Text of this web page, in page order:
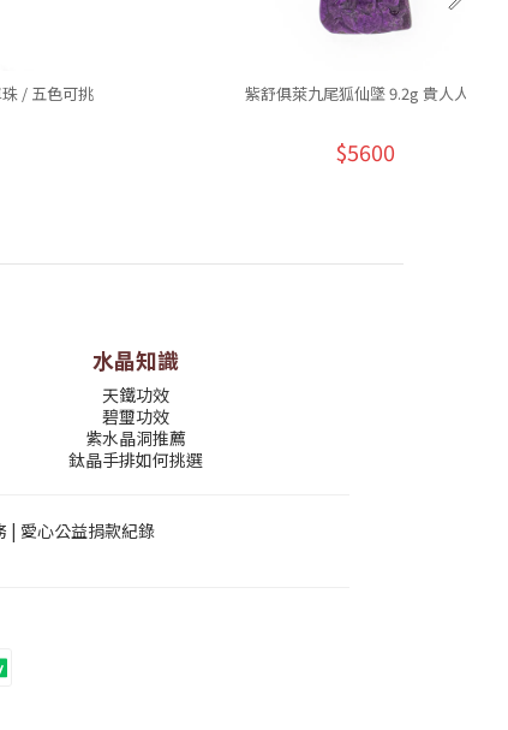
/ 五色可挑 紫舒俱萊九尾狐仙墜 9.2g 貴人人緣
$5600
水晶知識
天鐵功效
碧璽功效
紫水晶洞推薦
鈦晶手排如何挑選
| 愛心公益捐款紀錄